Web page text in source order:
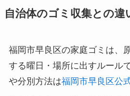
自治体のゴミ収集との違
福岡市早良区の家庭ゴミは、
する曜日・場所に出すルール
や分別方法は福岡市早良区公